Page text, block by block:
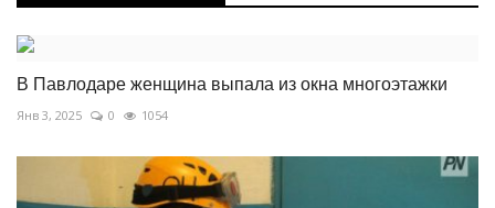
В Павлодаре женщина выпала из окна многоэтажки
Янв 3, 2025 0 1054